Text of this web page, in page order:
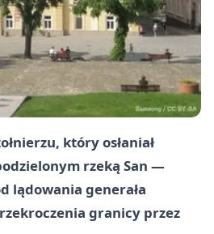
który osłaniał
rzeką San —
lądowania generała
granicy przez